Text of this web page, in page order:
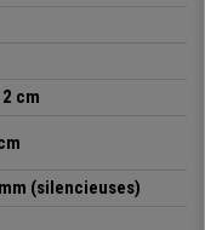
cm
(silencieuses)